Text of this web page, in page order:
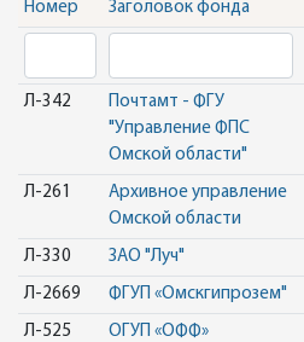
Номер Заголовок фонда
Л-342
Почтамт - ФГУ
"Управление ФПС
Омской области"
Л-261
Архивное управление
Омской области
Л-330 ЗАО "Луч"
Л-2669 ФГУП «Омскгипрозем"
Л-525 ОГУП «ОФФ»